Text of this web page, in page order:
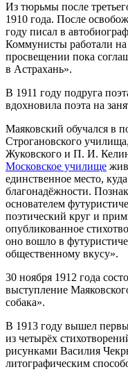
Из тюрьмы после
1910 года. После
году писал в
Коммунисты работали
просвещении пока
в Астрахань».
В 1911 году подруга
вдохновила поэта на
Маяковский обучался в
Строгановского
Жуковского и П. И.
Московское училище
единственное место,
благонадёжности.
основателем
поэтический круг и
опубликованное
оно вошло в
общественному вкусу».
30 ноября 1912 года
выступление
собака».
В 1913 году вышел
из четырёх
рисунками Василия
литографическим